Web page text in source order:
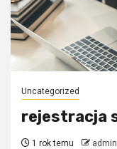
Uncategorized
rejestracja
1 rok temu admin